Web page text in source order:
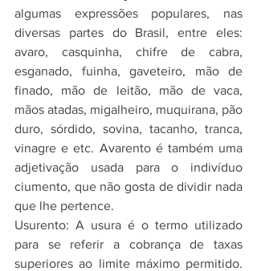
algumas expressões populares, nas
diversas partes do Brasil, entre eles:
avaro, casquinha, chifre de cabra,
esganado, fuinha, gaveteiro, mão de
finado, mão de leitão, mão de vaca,
mãos atadas, migalheiro, muquirana, pão
duro, sórdido, sovina, tacanho, tranca,
vinagre e etc. Avarento é também uma
adjetivação usada para o indivíduo
ciumento, que não gosta de dividir nada
que lhe pertence.
Usurento: A usura é o termo utilizado
para se referir a cobrança de taxas
superiores ao limite máximo permitido.